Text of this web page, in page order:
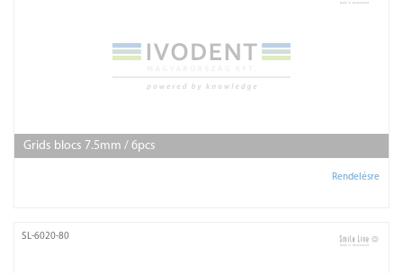
Grids blocs 7.5mm / 6pcs
Rendelésre
SL-6020-80